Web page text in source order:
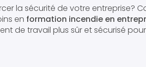
la sécurité de votre entreprise?
en formation incendie en
de travail plus sûr et sécurisé